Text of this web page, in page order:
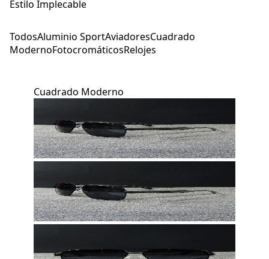
Estilo Implecable
TodosAluminio SportAviadoresCuadrado
ModernoFotocromáticosRelojes
Cuadrado Moderno